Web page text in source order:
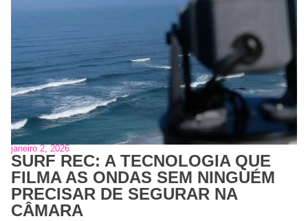
janeiro 2, 2026
SURF REC: A TECNOLOGIA QUE
FILMA AS ONDAS SEM NINGUÉM
PRECISAR DE SEGURAR NA
CÂMARA